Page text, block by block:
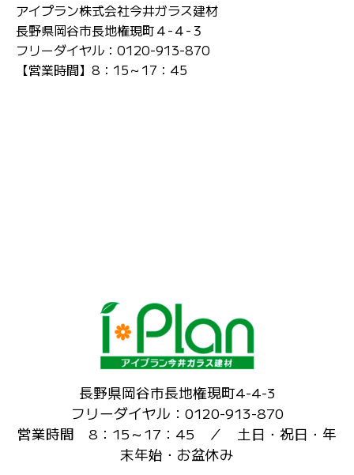
アイプラン株式会社今井ガラス建材
長野県岡谷市長地権現町４-４-３
フリーダイヤル：0120-913-870
【営業時間】8：15～17：45
長野県岡谷市長地権現町4-4-3
フリーダイヤル：0120-913-870
営業時間 8：15～17：45 ／ 土日・祝日・年
末年始・お盆休み